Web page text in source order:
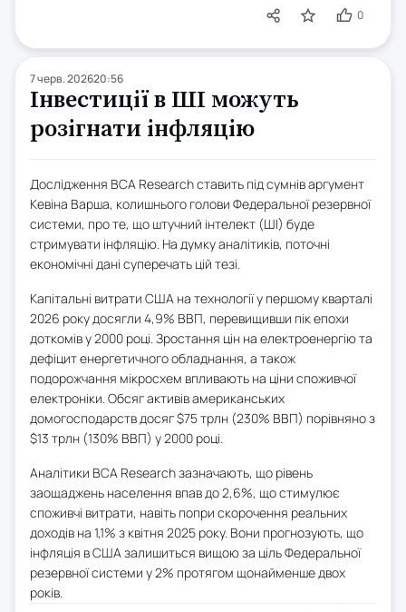
0
7 черв. 202620:56
Інвестиції в ШІ можуть
розігнати інфляцію
Дослідження BCA Research ставить під сумнів аргумент
Кевіна Варша, колишнього голови Федеральної резервної
системи, про те, що штучний інтелект (ШІ) буде
стримувати інфляцію. На думку аналітиків, поточні
економічні дані суперечать цій тезі.
Капітальні витрати США на технології у першому кварталі
2026 року досягли 4,9% ВВП, перевищивши пік епохи
доткомів у 2000 році. Зростання цін на електроенергію та
дефіцит енергетичного обладнання, а також
подорожчання мікросхем впливають на ціни споживчої
електроніки. Обсяг активів американських
домогосподарств досяг $75 трлн (230% ВВП) порівняно з
$13 трлн (130% ВВП) у 2000 році.
Аналітики BCA Research зазначають, що рівень
заощаджень населення впав до 2,6%, що стимулює
споживчі витрати, навіть попри скорочення реальних
доходів на 1,1% з квітня 2025 року. Вони прогнозують, що
інфляція в США залишиться вищою за ціль Федеральної
резервної системи у 2% протягом щонайменше двох
років.